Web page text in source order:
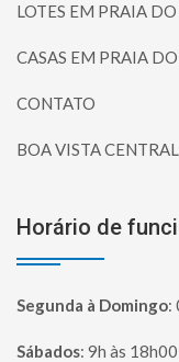
LOTES EM PRAIA
CASAS EM PRAIA
CONTATO
BOA VISTA
Horário de
Segunda à Domingo:
Sábados: 9h às 18h00